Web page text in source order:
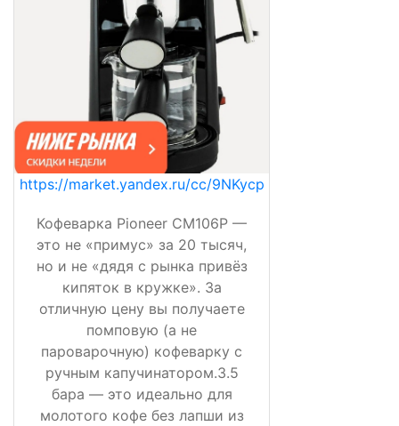
https://market.yandex.ru/cc/9NKycp
Кофеварка Pioneer CM106P —
это не «примус» за 20 тысяч,
но и не «дядя с рынка привёз
кипяток в кружке». За
отличную цену вы получаете
помповую (а не
пароварочную) кофеварку с
ручным капучинатором.3.5
бара — это идеально для
молотого кофе без лапши из